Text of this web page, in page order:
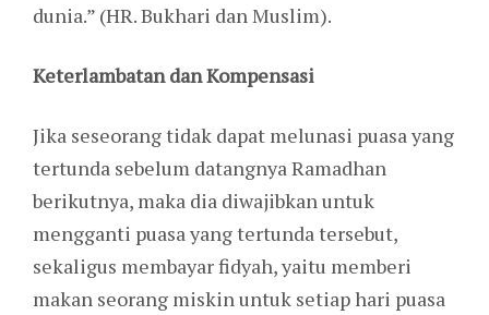
dunia.” (HR. Bukhari dan Muslim).
Keterlambatan dan Kompensasi
Jika seseorang tidak dapat melunasi puasa yang
tertunda sebelum datangnya Ramadhan
berikutnya, maka dia diwajibkan untuk
mengganti puasa yang tertunda tersebut,
sekaligus membayar fidyah, yaitu memberi
makan seorang miskin untuk setiap hari puasa